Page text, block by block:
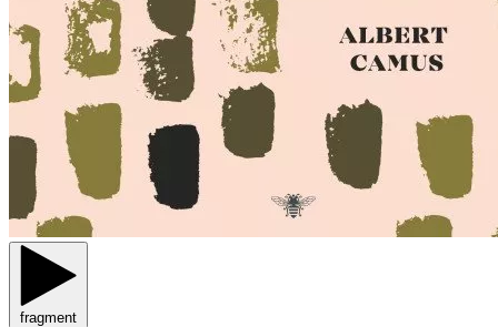
fragment